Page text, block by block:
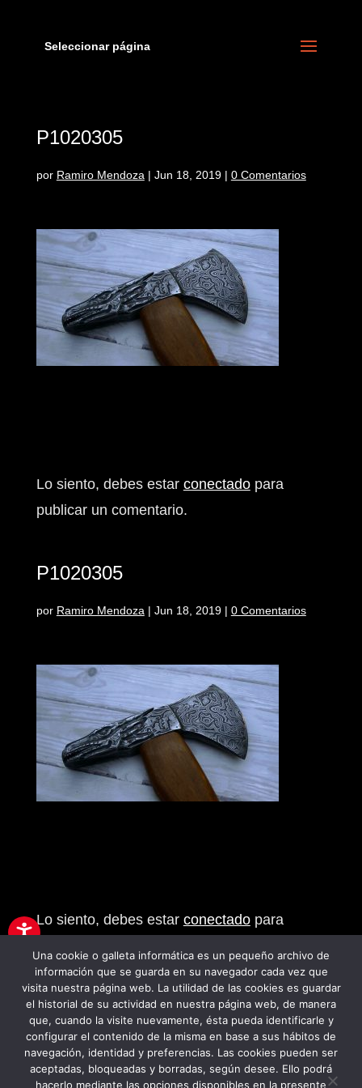
Seleccionar página
P1020305
por Ramiro Mendoza | Jun 18, 2019| 0 Comentarios
Lo siento, debes estar conectadopara
publicar un comentario.
P1020305
por Ramiro Mendoza | Jun 18, 2019| 0 Comentarios
Lo siento, debes estar conectadopara
PROGRAMA KIT DIGITAL FINANCIADO
Una cookie o galleta informática es un pequeño archivo de
información que se guarda en su navegador cada vez que
visita nuestra página web. La utilidad de las cookies es guardar
el historial de su actividad en nuestra página web, de manera
que, cuando la visite nuevamente, ésta pueda identificarle y
configurar el contenido de la misma en base a sus hábitos de
navegación, identidad y preferencias. Las cookies pueden ser
aceptadas, bloqueadas y borradas, según desee. Ello podrá
hacerlo mediante las opciones disponibles en la presente